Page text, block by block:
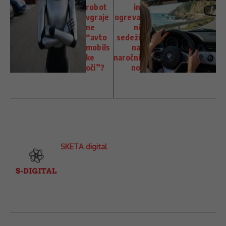
robot
vgraje
ne
“avto
mobils
ke
oči”?
in
ogreva
ni
sedeži
na
naročni
no
SKETA digital